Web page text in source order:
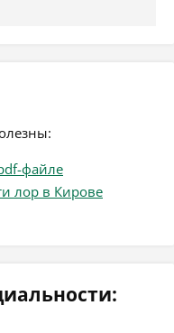
файле
лор в Кирове